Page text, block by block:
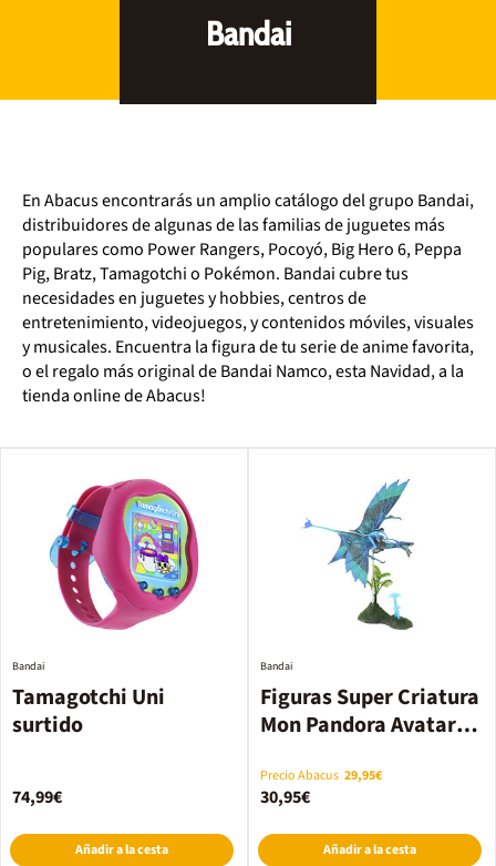
Bandai
En Abacus encontrarás un amplio catálogo del grupo Bandai,
distribuidores de algunas de las familias de juguetes más
populares como Power Rangers, Pocoyó, Big Hero 6, Peppa
Pig, Bratz, Tamagotchi o Pokémon. Bandai cubre tus
necesidades en juguetes y hobbies, centros de
entretenimiento, videojuegos, y contenidos móviles, visuales
y musicales. Encuentra la figura de tu serie de anime favorita,
o el regalo más original de Bandai Namco, esta Navidad, a la
tienda online de Abacus!
Tamagotchi Uni
surtido
Bandai
74,99€
Añadir a la cesta
Figuras Super Criatura
Mon Pandora Avatar
Bandai
Precio Abacus 29,95€
30,95€
Añadir a la cesta